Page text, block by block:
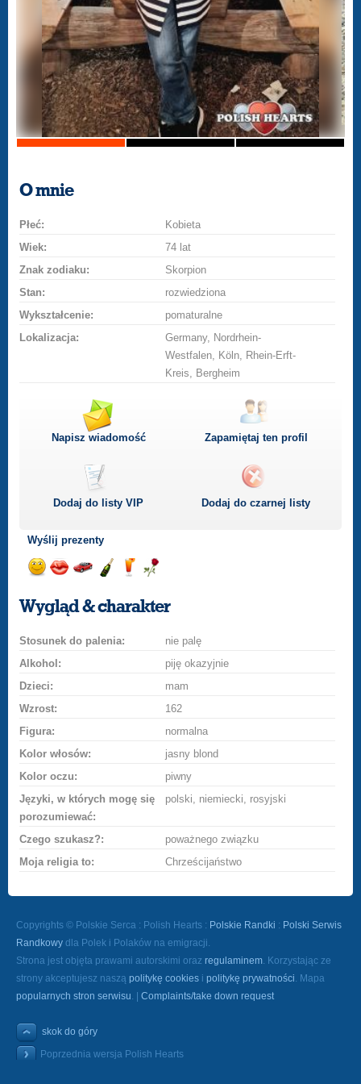
O mnie
Płeć:
Kobieta
Wiek:
74 lat
Znak zodiaku:
Skorpion
Stan:
rozwiedziona
Wykształcenie:
pomaturalne
Lokalizacja:
Germany, Nordrhein-
Westfalen, Köln, Rhein-Erft-
Kreis, Bergheim
Napisz wiadomość Zapamiętaj ten profil
Dodaj do listyVIP Dodaj do czarnej listy
Wyślij prezenty
uśmiech
buziakasamochodem
szampana
drinka
różę
Wygląd & charakter
Stosunek do palenia:
nie palę
Alkohol:
piję okazyjnie
Dzieci:
mam
Wzrost:
162
Figura:
normalna
Kolor włosów:
jasny blond
Kolor oczu:
piwny
Języki, w których mogę się
porozumiewać:
polski, niemiecki, rosyjski
Czego szukasz?:
poważnego związku
Moja religia to:
Chrześcijaństwo
Copyrights © Polskie Serca : Polish Hearts : Polskie Randki : Polski Serwis
Randkowy dla Polek i Polaków na emigracji.
Strona jest objęta prawami autorskimi oraz regulaminem. Korzystając ze
strony akceptujesz naszą politykę cookies i politykę prywatności. Mapa
popularnych stron serwisu. | Complaints/take down request
skok do góry
Poprzednia wersja Polish Hearts